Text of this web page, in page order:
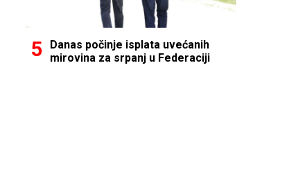
Danas počinje isplata uvećanih
mirovina za srpanj u Federaciji